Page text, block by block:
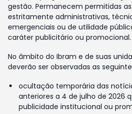
gestão. Permanecem permitidas
estritamente administrativas,
emergenciais ou de utilidade
caráter publicitário ou promocional.
No âmbito do Ibram e de suas
deverão ser observadas as
ocultação temporária das
anteriores a 4 de julho de 2026
publicidade institucional ou